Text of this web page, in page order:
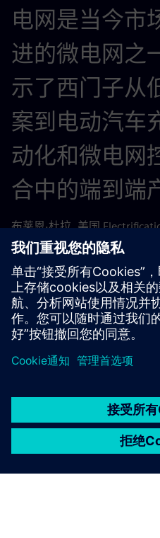
电网是当今市
进的微电网之
示了西门子从
案到电动汽车
动化和微电网
合中的端到端
布莱恩·杜拉, 美国
Siemens